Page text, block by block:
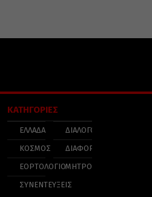
ΚΑΤΗΓΟΡΙΕΣ
ΕΛΛΑΔΑ
ΚΟΣΜΟΣ
ΕΟΡΤΟΛΟΓΙΟ
ΣΥΝΕΝΤΕΥΞΕΙΣ
ΔΙΑΛΟΓΟΣ
ΔΙΑΦΟΡΑ
ΜΗΤΡΟΠΟΛΕΙΣ